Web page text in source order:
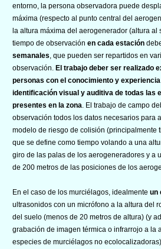
entorno, la persona observadora puede
máxima (respecto al punto central del
la altura máxima del aerogenerador (altura al
tiempo de observación en cada estación
semanales , que pueden ser repartidos en
observación. El trabajo deber ser realizado
personas con el conocimiento y
identificación visual y auditiva de todas las
presentes en la zona . El trabajo de campo
observación todos los datos necesarios para
modelo de riesgo de colisión (principalmente
que se define como tiempo volando a una
giro de las palas de los aerogeneradores y a
de 200 metros de las posiciones de los
En el caso de los murciélagos, idealmente un
ultrasonidos con un micrófono a la altura del
del suelo (menos de 20 metros de altura) (y
grabación de imagen térmica o infrarrojo a la
especies de murciélagos no